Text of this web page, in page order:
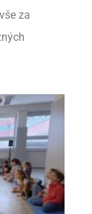
za